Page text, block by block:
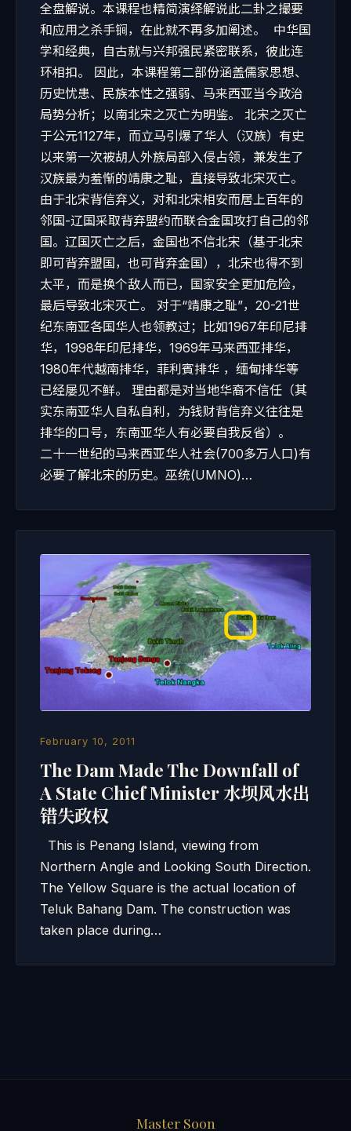
全盘解说。本课程也精简演绎解说此二卦之撮要
和应用之杀手锏，在此就不再多加阐述。 中华国
学和经典，自古就与兴邦强民紧密联系，彼此连
环相扣。 因此，本课程第二部份涵盖儒家思想、
历史忧患、民族本性之强弱、马来西亚当今政治
局势分析；以南北宋之灭亡为明鉴。 北宋之灭亡
于公元1127年，而立马引爆了华人（汉族）有史
以来第一次被胡人外族局部入侵占领，兼发生了
汉族最为羞惭的靖康之耻，直接导致北宋灭亡。
由于北宋背信弃义，对和北宋相安而居上百年的
邻国-辽国采取背弃盟约而联合金国攻打自己的邻
国。辽国灭亡之后，金国也不信北宋（基于北宋
即可背弃盟国，也可背弃金国），北宋也得不到
太平，而是换个敌人而已，国家安全更加危险，
最后导致北宋灭亡。 对于“靖康之耻”，20-21世
纪东南亚各国华人也领教过；比如1967年印尼排
华，1998年印尼排华，1969年马来西亚排华，
1980年代越南排华，菲利賓排华 ，缅甸排华等
已经屡见不鲜。 理由都是对当地华裔不信任（其
实东南亚华人自私自利，为钱财背信弃义往往是
排华的口号，东南亚华人有必要自我反省）。
二十一世纪的马来西亚华人社会(700多万人口)有
必要了解北宋的历史。巫统(UMNO)…
February 10, 2011
The Dam Made The Downfall of
A State Chief Minister 水坝风水出
错失政权
This is Penang Island, viewing from
Northern Angle and Looking South Direction.
The Yellow Square is the actual location of
Teluk Bahang Dam. The construction was
taken place during…
Master Soon